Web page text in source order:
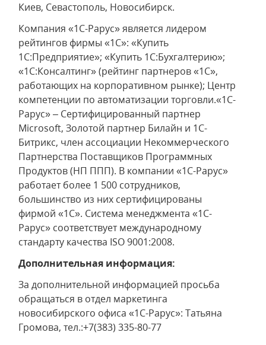
Киев, Севастополь, Новосибирск.
Компания «1С-Рарус» является лидером
рейтингов фирмы «1С»: «Купить
1С:Предприятие»; «Купить 1С:Бухгалтерию»;
«1С:Консалтинг» (рейтинг партнеров «1С»,
работающих на корпоративном рынке); Центр
компетенции по автоматизации торговли.«1С-
Рарус» – Сертифицированный партнер
Microsoft, Золотой партнер Билайн и 1С-
Битрикс, член ассоциации Некоммерческого
Партнерства Поставщиков Программных
Продуктов (НП ППП). В компании «1С-Рарус»
работает более 1 500 сотрудников,
большинство из них сертифицированы
фирмой «1С». Система менеджмента «1С-
Рарус» соответствует международному
стандарту качества ISO 9001:2008.
Дополнительная информация:
За дополнительной информацией просьба
обращаться в отдел маркетинга
новосибирского офиса «1С-Рарус»: Татьяна
Громова, тел.:+7(383) 335-80-77